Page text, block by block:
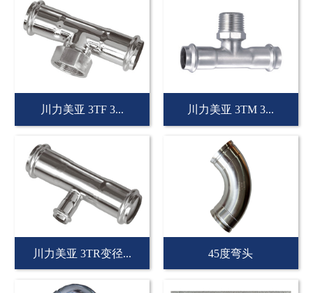
川力美亚 3TF 3... 川力美亚 3TM 3...
川力美亚 3TR变径... 45度弯头